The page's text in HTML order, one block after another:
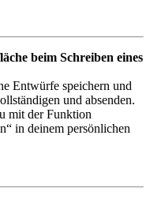
beim Schreiben eines
Entwürfe speichern und
und absenden.
mit der Funktion
in deinem persönlichen